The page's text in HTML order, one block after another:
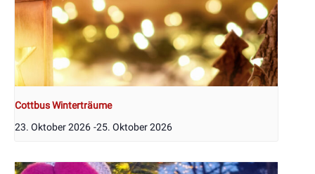
Cottbus Winterträume
23. Oktober 2026 -25. Oktober 2026